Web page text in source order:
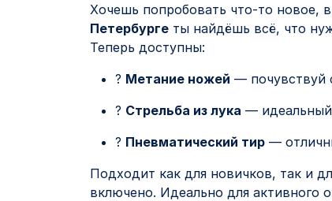
Хочешь попробовать что-то новое,
Петербурге ты найдёшь всё, что
Теперь доступны:
? Метание ножей — почувствуй
? Стрельба из лука — идеальный
? Пневматический тир —
Подходит как для новичков, так и
включено. Идеально для активного